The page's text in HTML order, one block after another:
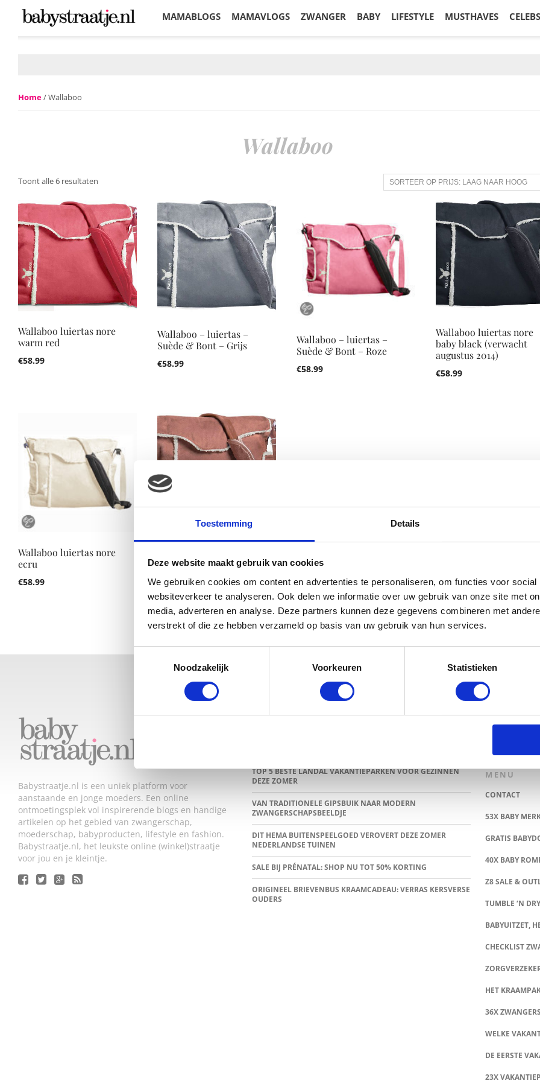
Toestemming Details
Deze website maakt gebruik van cookies
We gebruiken cookies om content en advertenties te personaliseren, om functies voor
websiteverkeer te analyseren. Ook delen we informatie over uw gebruik van onze site met
media, adverteren en analyse. Deze partners kunnen deze gegevens combineren met
verstrekt of die ze hebben verzameld op basis van uw gebruik van hun services.
Toestemmingsselectie
Noodzakelijk
Voorkeuren Statistieken
MAMABLOGS MAMAVLOGS ZWANGER BABY LIFESTYLE MUSTHAVES CELEBS
Home/ Wallaboo
Wallaboo
Toont alle 6 resultaten
Wallaboo luiertas nore
warm red
€58.99
Wallaboo – luiertas –
Suède & Bont – Grijs
€58.99
Wallaboo – luiertas –
Suède & Bont – Roze
€58.99
Wallaboo luiertas nore
baby black (verwacht
augustus 2014)
€58.99
Wallaboo luiertas nore
ecru
€58.99
Wallaboo luiertas nore
chocolat (verwacht
augustus 2014)
€ 58.99
Babystraatje.nl is een uniek platform voor
aanstaande en jonge moeders. Een online
ontmoetingsplek vol inspirerende blogs en handige
artikelen op het gebied van zwangerschap,
moederschap, babyproducten, lifestyle en fashion.
Babystraatje.nl, het leukste online (winkel)straatje
voor jou en je kleintje.
LAATSTE BLOGS
TOP 5 BESTE LANDAL VAKANTIEPARKEN VOOR GEZINNEN
DEZE ZOMER
VAN TRADITIONELE GIPSBUIK NAAR MODERN
ZWANGERSCHAPSBEELDJE
DIT HEMA BUITENSPEELGOED VEROVERT DEZE ZOMER
NEDERLANDSE TUINEN
SALE BIJ PRÉNATAL: SHOP NU TOT 50% KORTING
ORIGINEEL BRIEVENBUS KRAAMCADEAU: VERRAS KERSVERSE
OUDERS
ZOEKEN
MENU
CONTACT
53X BABY
GRATIS
40X BABY
Z8 SALE &
TUMBLE ‘N
BABYUITZET,
CHECKLIST
HET
36X
WELKE
DE EERSTE
23X